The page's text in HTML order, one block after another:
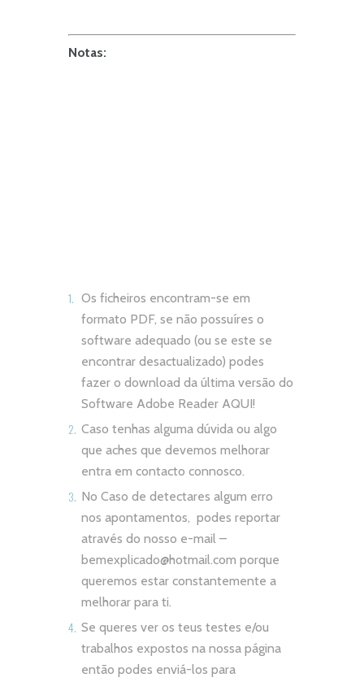
Notas:
Os ficheiros encontram-se em
formato PDF, se não possuíres o
software adequado (ou se este se
encontrar desactualizado) podes
fazer o download da última versão do
Software Adobe Reader AQUI!
Caso tenhas alguma dúvida ou algo
que aches que devemos melhorar
entra em contacto connosco.
No Caso de detectares algum erro
nos apontamentos, podes reportar
através do nosso e-mail –
bemexplicado@hotmail.com porque
queremos estar constantemente a
melhorar para ti.
Se queres ver os teus testes e/ou
trabalhos expostos na nossa página
então podes enviá-los para